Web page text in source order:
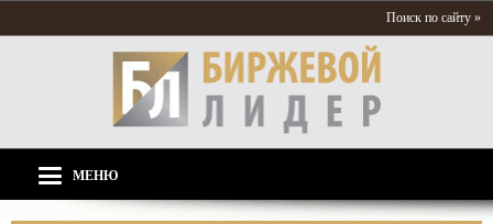
Поиск по сайту »
МЕНЮ